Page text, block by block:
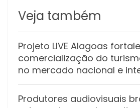
Veja também
Projeto LIVE Alagoas
comercialização do
no mercado nacional e
Produtores audiovisuais